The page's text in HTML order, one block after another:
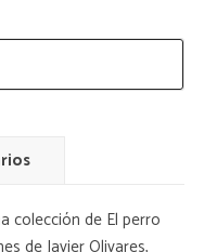
colección de El perro